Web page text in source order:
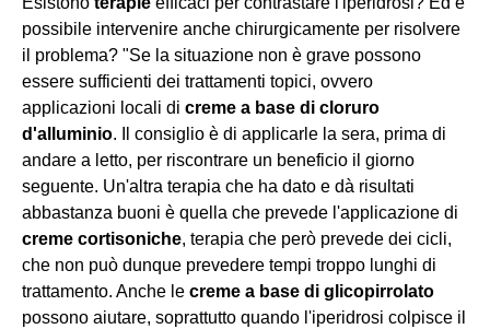
possibile intervenire anche chirurgicamente per risolvere
il problema? "Se la situazione non è grave possono
essere sufficienti dei trattamenti topici, ovvero
applicazioni locali di creme a base di cloruro
d'alluminio. Il consiglio è di applicarle la sera, prima di
andare a letto, per riscontrare un beneficio il giorno
seguente. Un'altra terapia che ha dato e dà risultati
abbastanza buoni è quella che prevede l'applicazione di
creme cortisoniche, terapia che però prevede dei cicli,
che non può dunque prevedere tempi troppo lunghi di
trattamento. Anche le creme a base di glicopirrolato
possono aiutare, soprattutto quando l'iperidrosi colpisce il